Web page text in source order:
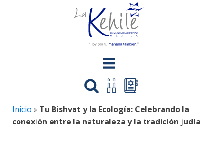
Inicio » Tu Bishvat y la Ecología: Celebrando la
conexión entre la naturaleza y la tradición judía